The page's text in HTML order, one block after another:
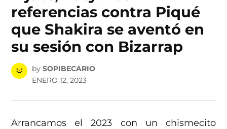
referencias contra Piqué
que Shakira se aventó en
su sesión con Bizarrap
by SOPIBECARIO
ENERO 12, 2023
Arrancamos el 2023 con un chismecito